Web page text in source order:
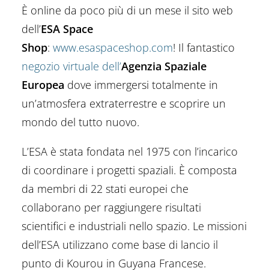
È online da poco più di un mese il sito web
dell’ESA Space
Shop: www.esaspaceshop.com! Il fantastico
negozio virtuale dell’Agenzia Spaziale
Europea dove immergersi totalmente in
un’atmosfera extraterrestre e scoprire un
mondo del tutto nuovo.
L’ESA è stata fondata nel 1975 con l’incarico
di coordinare i progetti spaziali. È composta
da membri di 22 stati europei che
collaborano per raggiungere risultati
scientifici e industriali nello spazio. Le missioni
dell’ESA utilizzano come base di lancio il
punto di Kourou in Guyana Francese.